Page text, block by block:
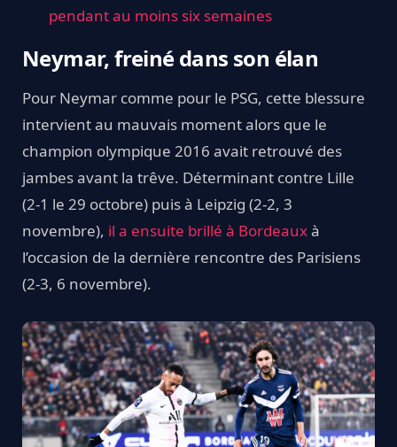
pendant au moins six semaines
Neymar, freiné dans son élan
Pour Neymar comme pour le PSG, cette blessure
intervient au mauvais moment alors que le
champion olympique 2016 avait retrouvé des
jambes avant la trêve. Déterminant contre Lille
(2-1 le 29 octobre) puis à Leipzig (2-2, 3
novembre), il a ensuite brillé à Bordeauxà
l’occasion de la dernière rencontre des Parisiens
(2-3, 6 novembre).